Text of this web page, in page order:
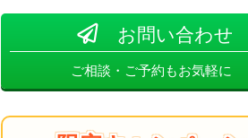
お問い合わせ
ご相談・ご予約もお気軽に